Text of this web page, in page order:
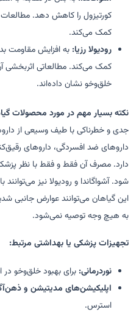
کورتیزول را کاهش دهد.
کمک می‌کند.
رودیولا رزیا: به افزایش مقاومت
کمک می‌کند. مطالعاتی
خلق‌وخو نشان داده‌اند.
نکته بسیار مهم در مورد محصولات
جدی و خطرناکی با طیف وسیعی از
داروهای ضد افسردگی، داروهای
دارد. مصرف آن فقط و فقط با نظر
شود. آشواگاندا و رودیولا نیز
این گیاهان می‌توانند عوارض جانبی
به هیچ وجه توصیه نمی‌شود.
تجهیزات پزشکی یا بهداشتی مرتبط:
نوردرمانی: برای بهبود خلق‌وخو در
اپلیکیشن‌های مدیتیشن و
استرس.